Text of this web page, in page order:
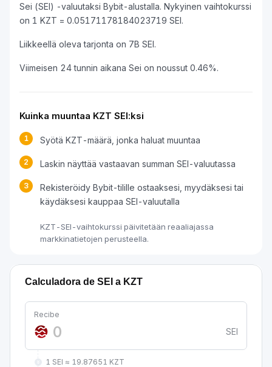
Sei (SEI) -valuutaksi Bybit-alustalla. Nykyinen vaihtokurssi
on 1 KZT = 0.05171178184023719 SEI.
Liikkeellä oleva tarjonta on 7B SEI.
Viimeisen 24 tunnin aikana Sei on noussut 0.46%.
Kuinka muuntaa KZT SEI:ksi
1 Syötä KZT-määrä, jonka haluat muuntaa
2 Laskin näyttää vastaavan summan SEI-valuutassa
3
Rekisteröidy Bybit-tilille ostaaksesi, myydäksesi tai
käydäksesi kauppaa SEI-valuutalla
KZT-SEI-vaihtokurssi päivitetään reaaliajassa
markkinatietojen perusteella.
Calculadora de SEI a KZT
Recibe
SEI
1 SEI ≈ 19.87651 KZT